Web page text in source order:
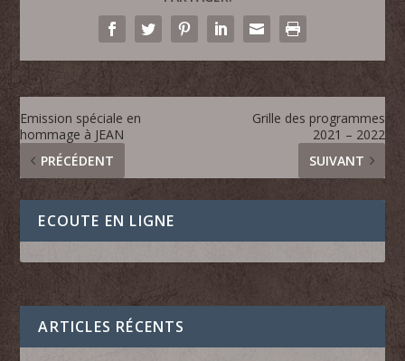
Emission spéciale en
hommage à JEAN
PRÉCÉDENT
Grille des programmes
2021 – 2022
SUIVANT
ECOUTE EN LIGNE
ARTICLES RÉCENTS